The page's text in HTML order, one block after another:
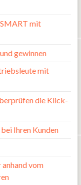
mit
gewinnen
mit
die Klick-
Ihren Kunden
vom